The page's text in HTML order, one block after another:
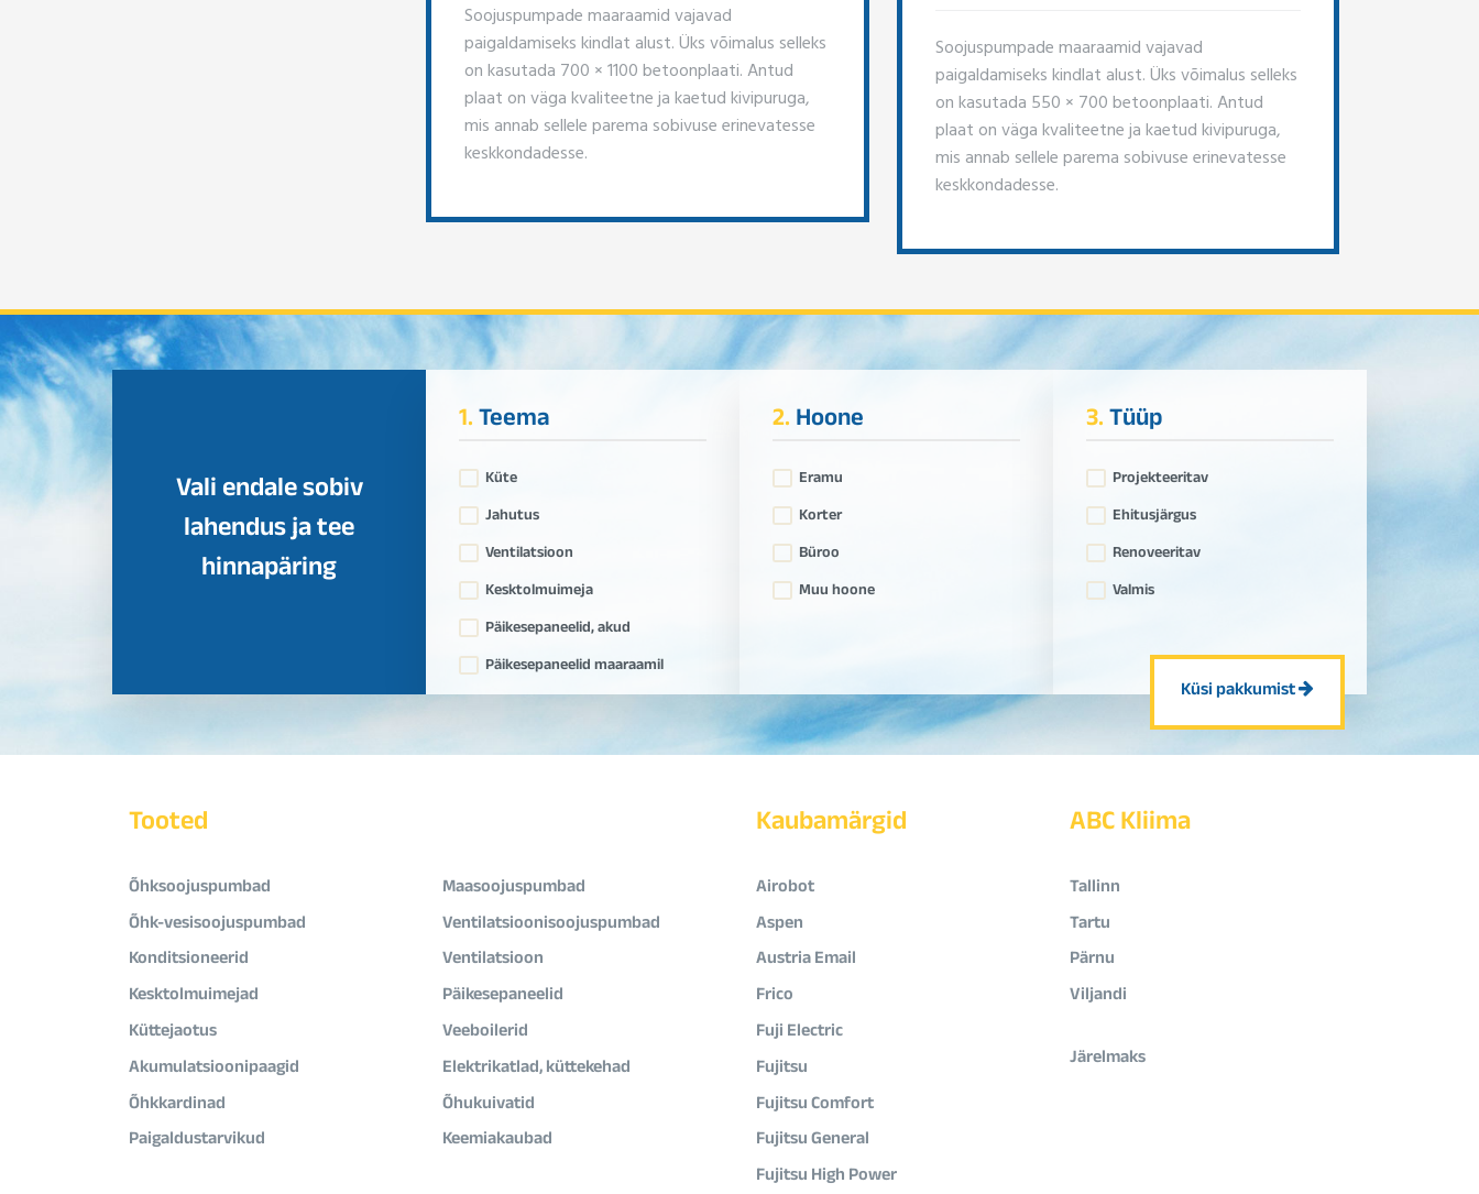
Soojuspumpade maaraamid vajavad
paigaldamiseks kindlat alust. Üks võimalus selleks
on kasutada 700 × 1100 betoonplaati. Antud
plaat on väga kvaliteetne ja kaetud kivipuruga,
mis annab sellele parema sobivuse erinevatesse
keskkondadesse.
Soojuspumpade maaraamid vajavad
paigaldamiseks kindlat alust. Üks võimalus selleks
on kasutada 550 × 700 betoonplaati. Antud
plaat on väga kvaliteetne ja kaetud kivipuruga,
mis annab sellele parema sobivuse erinevatesse
keskkondadesse.
Vali endale sobiv
lahendus ja tee
hinnapäring
1.Teema
Küte
Jahutus
Ventilatsioon
Kesktolmuimeja
Päikesepaneelid, akud
Päikesepaneelid maaraamil
2.Hoone
Eramu
Korter
Büroo
Muu hoone
3.Tüüp
Projekteeritav
Ehitusjärgus
Renoveeritav
Valmis
Küsi pakkumist
Tooted
Õhksoojuspumbad
Maasoojuspumbad
Õhk-vesisoojuspumbad
Ventilatsioonisoojuspumbad
Konditsioneerid
Ventilatsioon
Kesktolmuimejad
Päikesepaneelid
Küttejaotus
Veeboilerid
Akumulatsioonipaagid
Elektrikatlad, küttekehad
Õhkkardinad
Õhukuivatid
Paigaldustarvikud
Keemiakaubad
Kaubamärgid
Airobot
Aspen
Austria Email
Frico
Fuji Electric
Fujitsu
Fujitsu Comfort
Fujitsu General
Fujitsu High Power
ABC Kliima
Tallinn
Tartu
Pärnu
Viljandi
Järelmaks